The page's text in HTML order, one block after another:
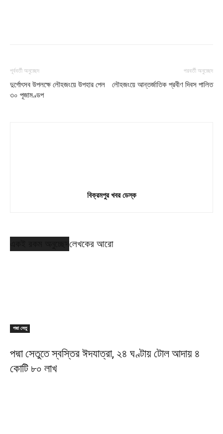
পূর্ববর্তী অনুচ্ছেদ
দুর্গোৎসব উপলক্ষে লৌহজংয়ে উপহার পেল
৩০ পূজামণ্ডপ
পরবর্তী অনুচ্ছেদ
লৌহজংয়ে আন্তর্জাতিক প্রবীণ দিবস পালিত
বিক্রমপুর খবর ডেস্ক
লেখকের আরো
পদ্মা সেতু
পদ্মা সেতুতে স্বস্তির ঈদযাত্রা, ২৪ ঘণ্টায় টোল আদায় ৪
কোটি ৮০ লাখ